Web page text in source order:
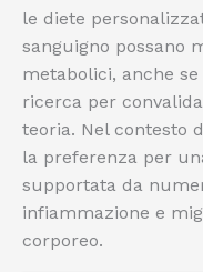
le diete
sanguigno possano
metabolici, anche
ricerca per
teoria. Nel contesto
la preferenza per
supportata da
infiammazione e
corporeo.